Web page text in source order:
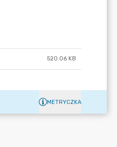
520.06 KB
METRYCZKA